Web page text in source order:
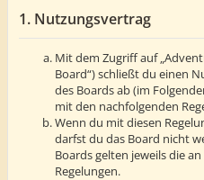
1. Nutzungsvertrag
Mit dem Zugriff auf
Board“) schließt du einen
des Boards ab (im
mit den nachfolgenden
Wenn du mit diesen
darfst du das Board nicht
Boards gelten jeweils die
Regelungen.